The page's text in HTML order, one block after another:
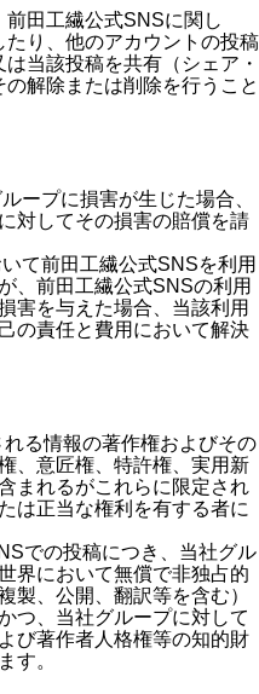
田工繊公式SNSに関し
り、他のアカウントの投稿
当該投稿を共有（シェア・
解除または削除を行うこと
ープに損害が生じた場合、
対してその損害の賠償を請
て前田工繊公式SNSを利用
、前田工繊公式SNSの利用
害を与えた場合、当該利用
の責任と費用において解決
る情報の著作権およびその
、意匠権、特許権、実用新
まれるがこれらに限定され
は正当な権利を有する者に
での投稿につき、当社グル
界において無償で非独占的
製、公開、翻訳等を含む）
つ、当社グループに対して
び著作者人格権等の知的財
す。